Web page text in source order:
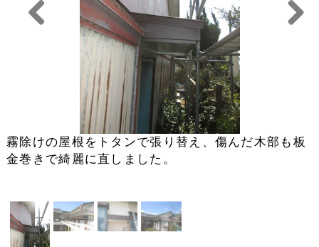
霧除けの屋根をトタンで張り替え、傷んだ木部も板
金巻きで綺麗に直しました。